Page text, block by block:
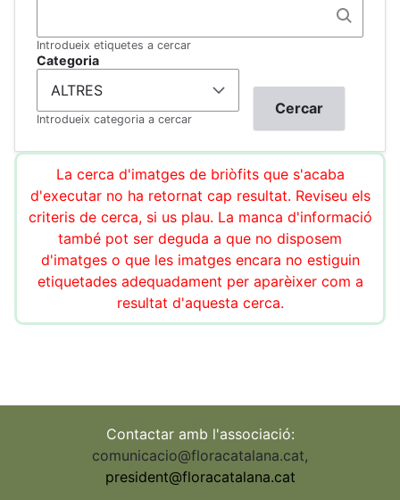
Introdueix etiquetes a cercar
Categoria
Introdueix categoria a cercar
La cerca d'imatges de briòfits que s'acaba
d'executar no ha retornat cap resultat. Reviseu els
criteris de cerca, si us plau. La manca d'informació
també pot ser deguda a que no disposem
d'imatges o que les imatges encara no estiguin
etiquetades adequadament per aparèixer com a
resultat d'aquesta cerca.
Contactar amb l'associació:
comunicacio@floracatalana.cat,
president@floracatalana.cat